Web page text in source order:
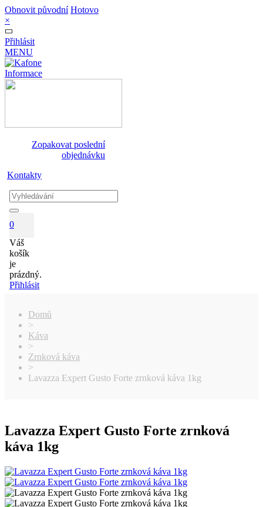
Obnovit původní Hotovo
×
Přihlásit
MENU
Informace
Zopakovat poslední
objednávku
Kontakty
0
Váš
košík
je
prázdný.
Přihlásit
Domů
>
Káva
>
Zrnková káva
>
Lavazza Expert Gusto Forte zrnková káva 1kg
Lavazza Expert Gusto Forte zrnková
káva 1kg